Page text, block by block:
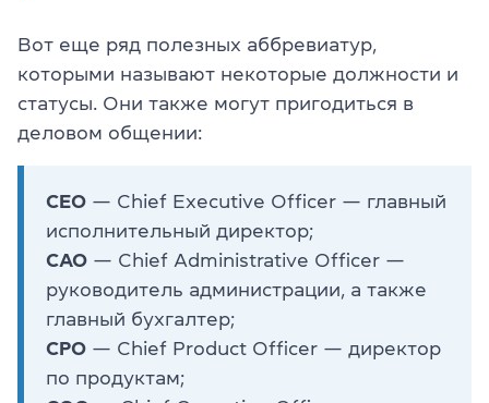
Вот еще ряд полезных аббревиатур,
которыми называют некоторые должности и
статусы. Они также могут пригодиться в
деловом общении:
CEO — Chief Executive Officer — главный
исполнительный директор;
CAO — Chief Administrative Officer —
руководитель администрации, а также
главный бухгалтер;
CPO — Chief Product Officer — директор
по продуктам;